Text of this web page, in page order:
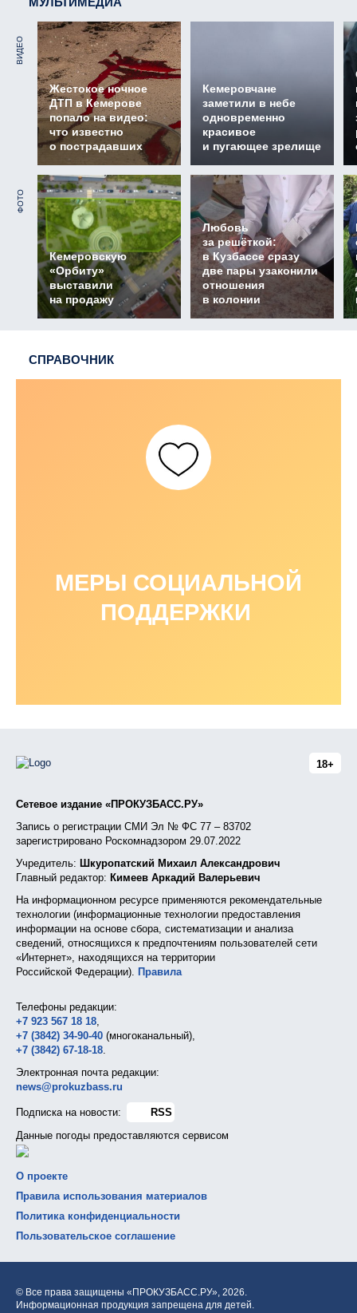
ВИДЕО
Жестокое ночное
ДТП в Кемерове
попало на видео:
что известно
о пострадавших
Кемеровчане
заметили в небе
одновременно
красивое
и пугающее зрелище
ФОТО
Кемеровскую
«Орбиту»
выставили
на продажу
Любовь
за решёткой:
в Кузбассе сразу
две пары узаконили
отношения
в колонии
СПРАВОЧНИК
МЕРЫ СОЦИАЛЬНОЙ
ПОДДЕРЖКИ
18+
Сетевое издание «ПРОКУЗБАСС.РУ»
Запись о регистрации СМИ Эл № ФС 77 – 83702
зарегистрировано Роскомнадзором 29.07.2022
Учредитель: Шкуропатский Михаил Александрович
Главный редактор: Кимеев Аркадий Валерьевич
На информационном ресурсе применяются рекомендательные
технологии (информационные технологии предоставления
информации на основе сбора, систематизации и анализа
сведений, относящихся к предпочтениям пользователей сети
«Интернет», находящихся на территории
Российской Федерации). Правила
Телефоны редакции:
+7 923 567 18 18,
+7 (3842) 34-90-40 (многоканальный),
+7 (3842) 67-18-18.
Электронная почта редакции:
news@prokuzbass.ru
Подписка на новости:
RSS
Данные погоды предоставляются сервисом
О проекте
Правила использования материалов
Политика конфиденциальности
Пользовательское соглашение
© Все права защищены «ПРОКУЗБАСС.РУ», 2026.
Информационная продукция запрещена для детей.